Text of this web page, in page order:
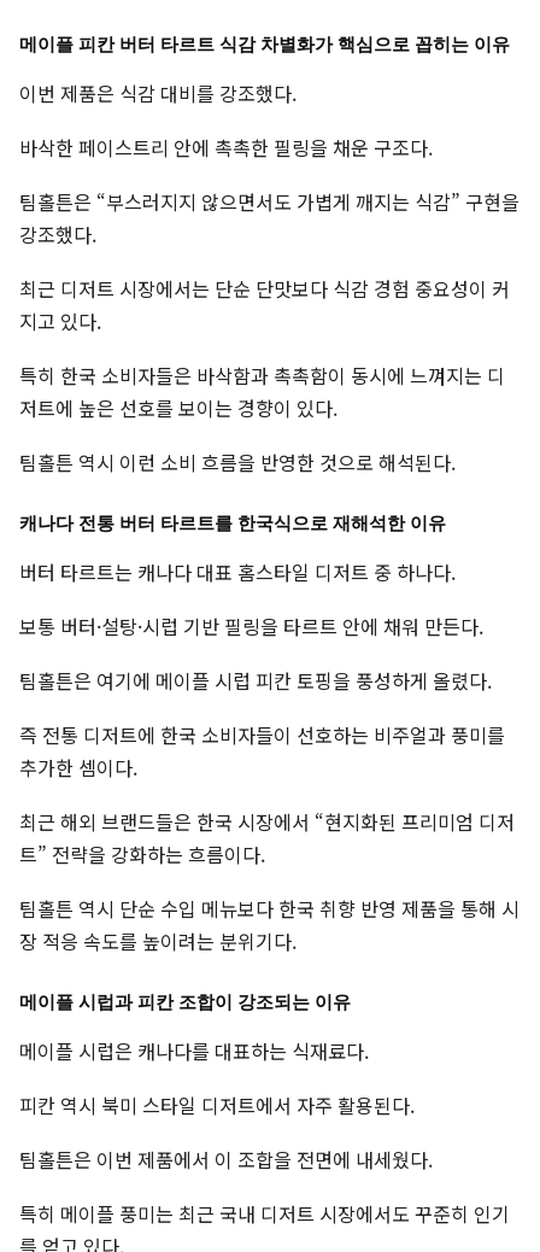
메이플 피칸 버터 타르트 식감 차별화가 핵심으로 꼽히는 이유
이번 제품은 식감 대비를 강조했다.
바삭한 페이스트리 안에 촉촉한 필링을 채운 구조다.
팀홀튼은 “부스러지지 않으면서도 가볍게 깨지는 식감” 구현을
강조했다.
최근 디저트 시장에서는 단순 단맛보다 식감 경험 중요성이 커
지고 있다.
특히 한국 소비자들은 바삭함과 촉촉함이 동시에 느껴지는 디
저트에 높은 선호를 보이는 경향이 있다.
팀홀튼 역시 이런 소비 흐름을 반영한 것으로 해석된다.
캐나다 전통 버터 타르트를 한국식으로 재해석한 이유
버터 타르트는 캐나다 대표 홈스타일 디저트 중 하나다.
보통 버터·설탕·시럽 기반 필링을 타르트 안에 채워 만든다.
팀홀튼은 여기에 메이플 시럽 피칸 토핑을 풍성하게 올렸다.
즉 전통 디저트에 한국 소비자들이 선호하는 비주얼과 풍미를
추가한 셈이다.
최근 해외 브랜드들은 한국 시장에서 “현지화된 프리미엄 디저
트” 전략을 강화하는 흐름이다.
팀홀튼 역시 단순 수입 메뉴보다 한국 취향 반영 제품을 통해 시
장 적응 속도를 높이려는 분위기다.
메이플 시럽과 피칸 조합이 강조되는 이유
메이플 시럽은 캐나다를 대표하는 식재료다.
피칸 역시 북미 스타일 디저트에서 자주 활용된다.
팀홀튼은 이번 제품에서 이 조합을 전면에 내세웠다.
특히 메이플 풍미는 최근 국내 디저트 시장에서도 꾸준히 인기